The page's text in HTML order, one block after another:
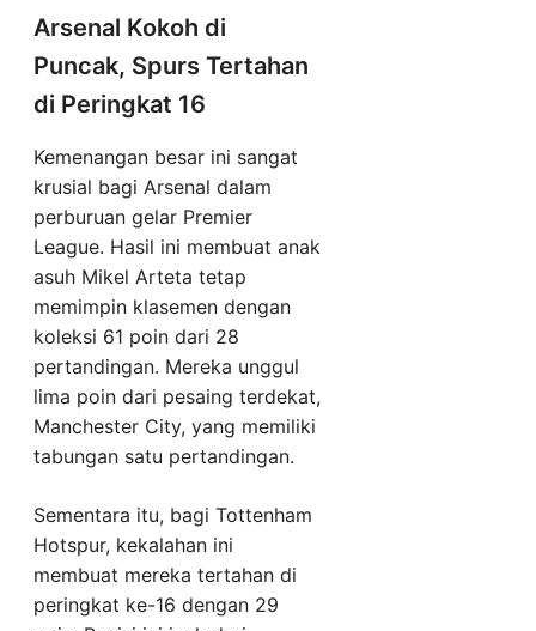
Arsenal Kokoh di
Puncak, Spurs Tertahan
di Peringkat 16
Kemenangan besar ini sangat
krusial bagi Arsenal dalam
perburuan gelar Premier
League. Hasil ini membuat anak
asuh Mikel Arteta tetap
memimpin klasemen dengan
koleksi 61 poin dari 28
pertandingan. Mereka unggul
lima poin dari pesaing terdekat,
Manchester City, yang memiliki
tabungan satu pertandingan.
Sementara itu, bagi Tottenham
Hotspur, kekalahan ini
membuat mereka tertahan di
peringkat ke-16 dengan 29